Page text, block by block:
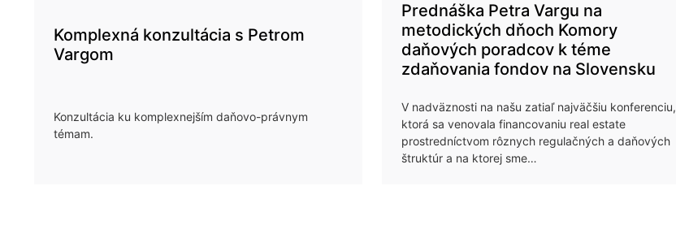
Komplexná konzultácia s Petrom
Vargom
Konzultácia ku komplexnejším daňovo-právnym
témam.
Prednáška Petra Vargu na
metodických dňoch Komory
daňových poradcov k téme
zdaňovania fondov na Slovensku
V nadväznosti na našu zatiaľ najväčšiu konferenciu,
ktorá sa venovala financovaniu real estate
prostredníctvom rôznych regulačných a daňových
štruktúr a na ktorej sme…